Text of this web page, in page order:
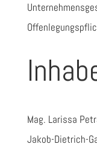
Mag. Larissa
Jakob-Dietrich-